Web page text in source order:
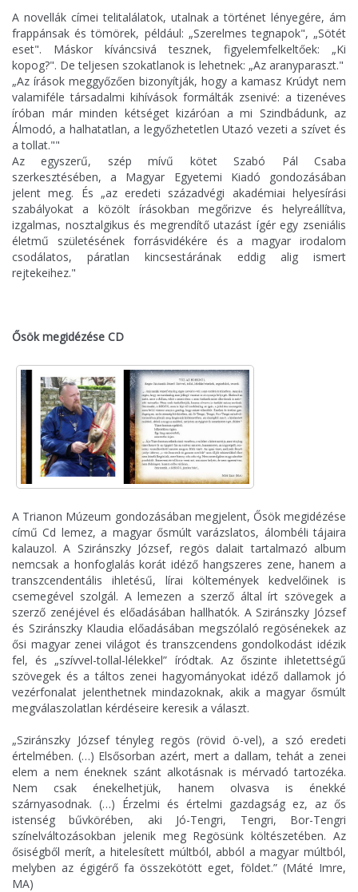
A novellák címei telitalálatok, utalnak a történet lényegére, ám
frappánsak és tömörek, például: „Szerelmes tegnapok", „Sötét
eset". Máskor kíváncsivá tesznek, figyelemfelkeltőek: „Ki
kopog?". De teljesen szokatlanok is lehetnek: „Az aranyparaszt."
„Az írások meggyőzően bizonyítják, hogy a kamasz Krúdyt nem
valamiféle társadalmi kihívások formálták zsenivé: a tizenéves
íróban már minden kétséget kizáróan a mi Szindbádunk, az
Álmodó, a halhatatlan, a legyőzhetetlen Utazó vezeti a szívet és
a tollat.""
Az egyszerű, szép mívű kötet Szabó Pál Csaba
szerkesztésében, a Magyar Egyetemi Kiadó gondozásában
jelent meg. És „az eredeti századvégi akadémiai helyesírási
szabályokat a közölt írásokban megőrizve és helyreállítva,
izgalmas, nosztalgikus és megrendítő utazást ígér egy zseniális
életmű születésének forrásvidékére és a magyar irodalom
csodálatos, páratlan kincsestárának eddig alig ismert
rejtekeihez."
Ősök megidézése CD
A Trianon Múzeum gondozásában megjelent, Ősök megidézése
című Cd lemez, a magyar ősmúlt varázslatos, álombéli tájaira
kalauzol. A Sziránszky József, regös dalait tartalmazó album
nemcsak a honfoglalás korát idéző hangszeres zene, hanem a
transzcendentális ihletésű, lírai költemények kedvelőinek is
csemegével szolgál. A lemezen a szerző által írt szövegek a
szerző zenéjével és előadásában hallhatók. A Sziránszky József
és Sziránszky Klaudia előadásában megszólaló regösénekek az
ősi magyar zenei világot és transzcendens gondolkodást idézik
fel, és „szívvel-tollal-lélekkel” íródtak. Az őszinte ihletettségű
szövegek és a táltos zenei hagyományokat idéző dallamok jó
vezérfonalat jelenthetnek mindazoknak, akik a magyar ősmúlt
megválaszolatlan kérdéseire keresik a választ.
„Sziránszky József tényleg regös (rövid ö-vel), a szó eredeti
értelmében. (…) Elsősorban azért, mert a dallam, tehát a zenei
elem a nem éneknek szánt alkotásnak is mérvadó tartozéka.
Nem csak énekelhetjük, hanem olvasva is énekké
szárnyasodnak. (…) Érzelmi és értelmi gazdagság ez, az ős
istenség bűvkörében, aki Jó-Tengri, Tengri, Bor-Tengri
színelváltozásokban jelenik meg Regösünk költészetében. Az
ősiségből merít, a hitelesített múltból, abból a magyar múltból,
melyben az égigérő fa összekötött eget, földet.” (Máté Imre,
MA)